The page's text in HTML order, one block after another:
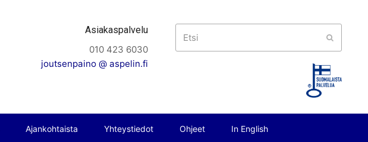
Asiakaspalvelu
010 423 6030
joutsenpaino @ aspelin.fi
Ajankohtaista Yhteystiedot Ohjeet In English